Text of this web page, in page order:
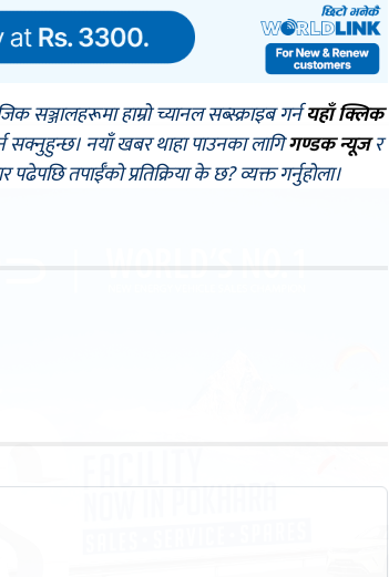
सञ्जालहरूमा हाम्रो च्यानल सब्स्क्राइब गर्नयहाँ क्लिक
सक्नुहुन्छ। नयाँ खबर थाहा पाउनका लागिगण्डक न्यूजर
पढेपछि तपाईँको प्रतिक्रिया के छ? व्यक्त गर्नुहोला।